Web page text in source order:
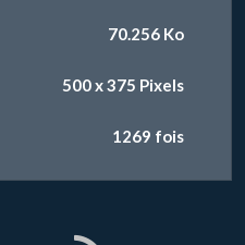
70.256 Ko
500 x 375 Pixels
1269 fois